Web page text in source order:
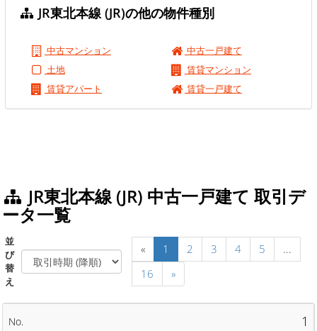
JR東北本線 (JR)の他の物件種別
中古マンション
中古一戸建て
土地
賃貸マンション
賃貸アパート
賃貸一戸建て
JR東北本線 (JR) 中古一戸建て 取引デ
ータ一覧
並
び
替
え
« 1 2 3 4 5
...
16
»
1